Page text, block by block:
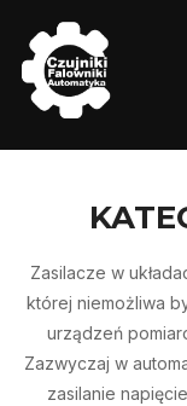
content
Zasilacze w
której niemożliwa
urządzeń
Zazwyczaj w
zasilanie